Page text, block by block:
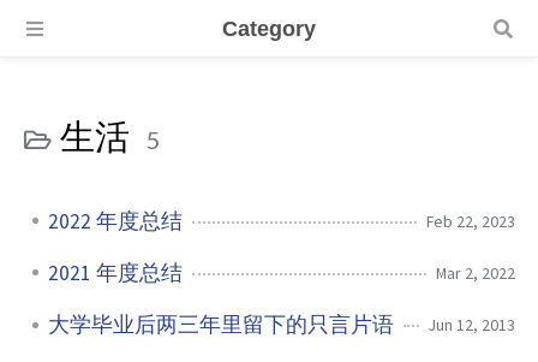
Category
生活 5
2022 年度总结 Feb 22, 2023
2021 年度总结 Mar 2, 2022
大学毕业后两三年里留下的只言片语 Jun 12, 2013